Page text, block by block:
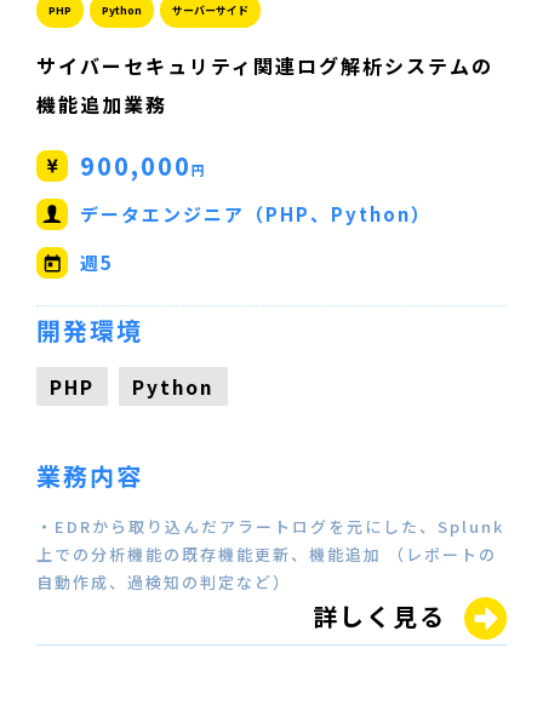
PHP Python サーバーサイド
サイバーセキュリティ関連ログ解析システムの
機能追加業務
900,000円
データエンジニア（PHP、Python）
週5
開発環境
PHP Python
業務内容
・EDRから取り込んだアラートログを元にした、Splunk
上での分析機能の既存機能更新、機能追加 （レポートの
自動作成、過検知の判定など）
詳しく見る